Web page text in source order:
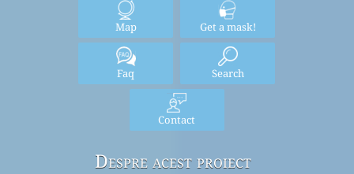
Map Get a mask!
Faq Search
Contact
Despre acest proiect